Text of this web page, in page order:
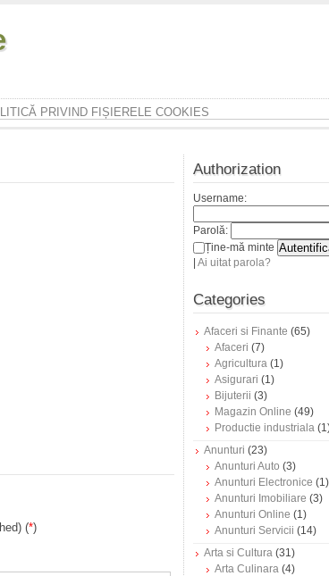
PRIVIND FIȘIERELE COOKIES
(*)
Authorization
Username:
Parolă:
Ține-mă minte
Ai uitat parola?
Categories
Afaceri si Finante (65)
Afaceri (7)
Agricultura (1)
Asigurari (1)
Bijuterii (3)
Magazin Online (49)
Productie industriala
Anunturi (23)
Anunturi Auto (3)
Anunturi Electronice (1)
Anunturi Imobiliare (3)
Anunturi Online (1)
Anunturi Servicii (14)
Arta si Cultura (31)
Arta Culinara (4)